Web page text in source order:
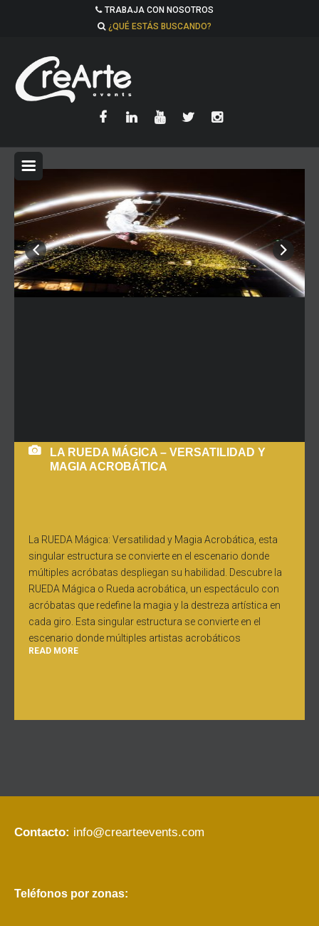
TRABAJA CON NOSOTROS
¿QUÉ ESTÁS BUSCANDO?
LA RUEDA MÁGICA – VERSATILIDAD Y
MAGIA ACROBÁTICA
La RUEDA Mágica: Versatilidad y Magia Acrobática, esta
singular estructura se convierte en el escenario donde
múltiples acróbatas despliegan su habilidad. Descubre la
RUEDA Mágica o Rueda acrobática, un espectáculo con
acróbatas que redefine la magia y la destreza artística en
cada giro. Esta singular estructura se convierte en el
escenario donde múltiples artistas acrobáticos
READ MORE
Contacto: info@crearteevents.com
Teléfonos por zonas: